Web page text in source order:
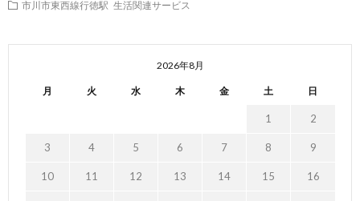
市川市東西線行徳駅 生活関連サービス
2026年8月
月 火 水 木 金 土 日
1 2
3 4 5 6 7 8 9
10 11 12 13 14 15 16